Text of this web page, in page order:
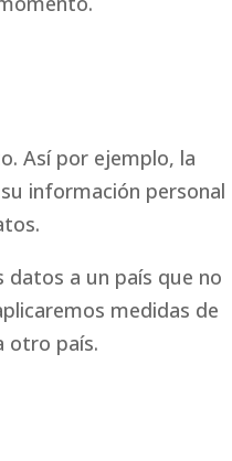
Así por ejemplo, la
información personal
datos a un país que no
medidas de
otro país.